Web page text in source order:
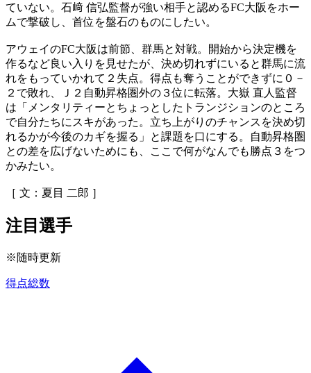
ていない。石﨑 信弘監督が強い相手と認めるFC大阪をホー
ムで撃破し、首位を盤石のものにしたい。
アウェイのFC大阪は前節、群馬と対戦。開始から決定機を
作るなど良い入りを見せたが、決め切れずにいると群馬に流
れをもっていかれて２失点。得点も奪うことができずに０－
２で敗れ、Ｊ２自動昇格圏外の３位に転落。大嶽 直人監督
は「メンタリティーとちょっとしたトランジションのところ
で自分たちにスキがあった。立ち上がりのチャンスを決め切
れるかが今後のカギを握る」と課題を口にする。自動昇格圏
との差を広げないためにも、ここで何がなんでも勝点３をつ
かみたい。
［ 文：夏目 二郎 ］
注目選手
※随時更新
得点総数